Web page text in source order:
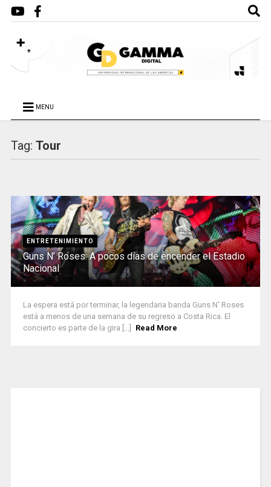
MENU
Tag: Tour
ENTRETENIMIENTO
Guns N’ Roses: A pocos días de encender el Estadio
Nacional
La espera está por terminar, la legendaria banda Guns N' Roses
está a menos de una semana de su regreso a Costa Rica. El
concierto es parte de la gira [...]
Read More